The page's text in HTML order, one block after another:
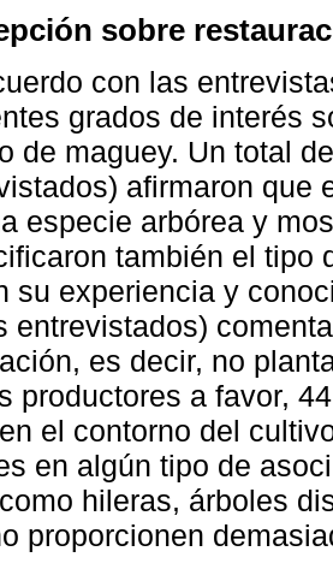
sobre
con las
grados de interés
de maguey. Un total
afirmaron que
especie arbórea y
también el tipo
su experiencia y
entrevistados)
es decir, no
productores a favor,
el contorno del
en algún tipo de
hileras, árboles
proporcionen